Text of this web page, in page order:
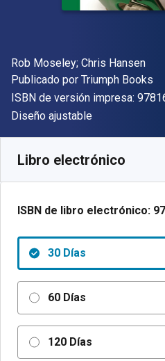
Autor(es)
Rob Moseley; Chris Hansen
Editor
Publicado por Triumph Books
ISBN de versión impresa:
Formato
Diseño ajustable
Libro electrónico
ISBN de libro electrónico:
30 Días
60 Días
120 Días